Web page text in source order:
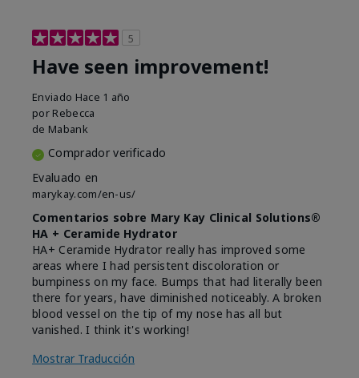
5
Have seen improvement!
Enviado Hace 1 año
por Rebecca
de Mabank
Comprador verificado
Evaluado en
marykay.com/en-us/
Comentarios sobre Mary Kay Clinical Solutions®
HA + Ceramide Hydrator
HA+ Ceramide Hydrator really has improved some
areas where I had persistent discoloration or
bumpiness on my face. Bumps that had literally been
there for years, have diminished noticeably. A broken
blood vessel on the tip of my nose has all but
vanished. I think it's working!
Mostrar Traducción